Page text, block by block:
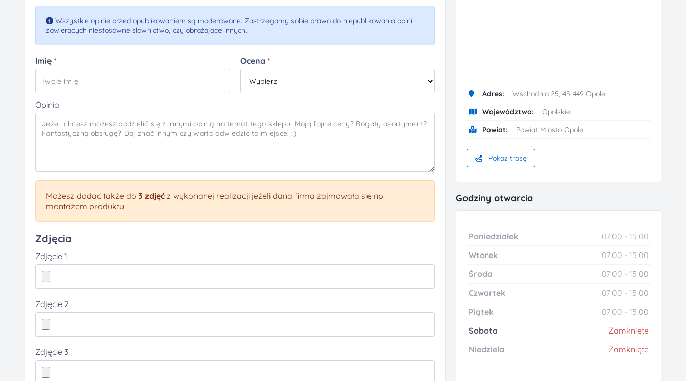
Wszystkie opinie przed opublikowaniem są moderowane. Zastrzegamy sobie prawo do niepublikowania opinii
zawierących niestosowne słownictwo, czy obrażające innych.
Imię Ocena
Opinia
Możesz dodać także do 3 zdjęć z wykonanej realizacji jeżeli dana firma zajmowała się np.
montażem produktu.
Zdjęcia
Zdjęcie 1
Zdjęcie 2
Zdjęcie 3
Adres:
Wschodnia 25, 45-449 Opole
Województwo:
Opolskie
Powiat:
Powiat Miasto Opole
Pokaż trasę
Godziny otwarcia
Poniedziałek
07:00 - 15:00
Wtorek
07:00 - 15:00
Środa
07:00 - 15:00
Czwartek
07:00 - 15:00
Piątek
07:00 - 15:00
Sobota
Zamknięte
Niedziela
Zamknięte